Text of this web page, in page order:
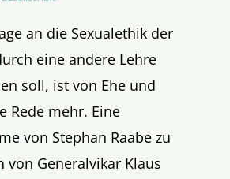
an die Sexualethik der
eine andere Lehre
soll, ist von Ehe und
Rede mehr. Eine
von Stephan Raabe zu
von Generalvikar Klaus